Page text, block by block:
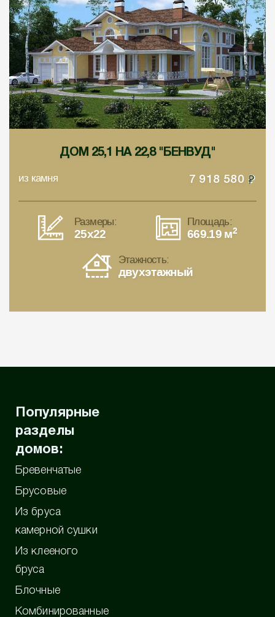
ДОМ 25,1 НА 22,8 "БЕНВУД"
из камня 7 918 580
Размеры:
25x22
Площадь:
669.19 м2
Этажность:
двухэтажный
Популярные
разделы
домов:
Бревенчатые
Брусовые
Из бруса
камерной сушки
Из клееного
бруса
Блочные
Комбинированные